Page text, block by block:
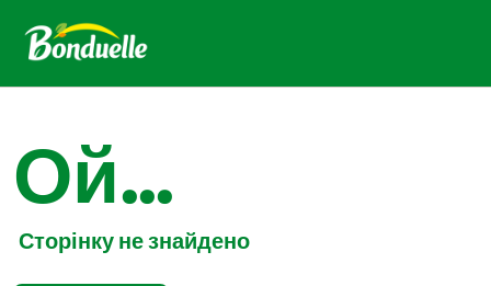
Ой...
Сторінку не знайдено